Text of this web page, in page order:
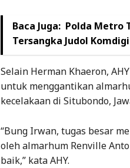
Baca Juga: Polda Metro
Tersangka Judol Komdigi
Selain Herman Khaeron,
untuk menggantikan
kecelakaan di Situbondo,
“Bung Irwan, tugas besar
oleh almarhum Renville
baik,” kata AHY.